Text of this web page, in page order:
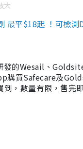
大
最平$18起 ！可檢
發的Wesail、
購買Safecare及
，數量有限，售完